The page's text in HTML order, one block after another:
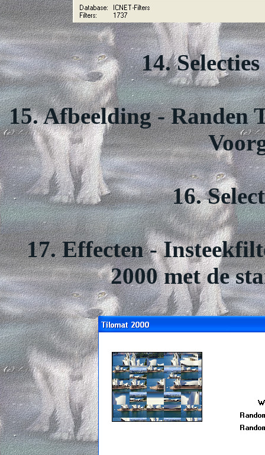
14.
15. Afbeelding - Randen
16.
17. Effecten -
2000 met de